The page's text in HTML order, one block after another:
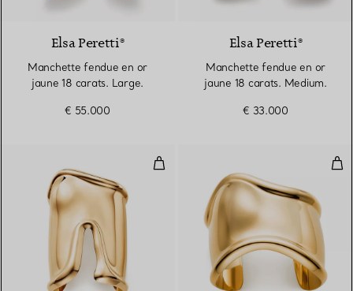
Elsa Peretti®
Manchette fendue en or
jaune 18 carats. Large.
€ 55.000
Elsa Peretti®
Manchette fendue en or
jaune 18 carats. Medium.
€ 33.000
Manchette Bone Large en or